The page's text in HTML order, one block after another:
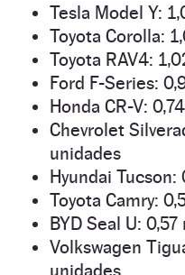
Tesla Model Y:
Toyota Corolla:
Toyota RAV4:
Ford F-Series:
Honda CR-V:
Chevrolet
unidades
Hyundai
Toyota Camry:
BYD Seal U:
Volkswagen
unidades